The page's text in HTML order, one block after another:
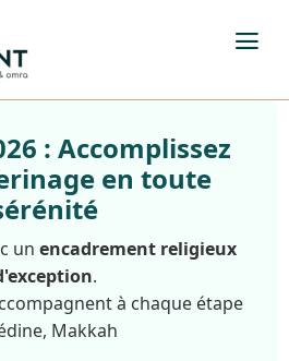
: Accomplissez
en toute
un encadrement religieux
.
à chaque étape
Makkah